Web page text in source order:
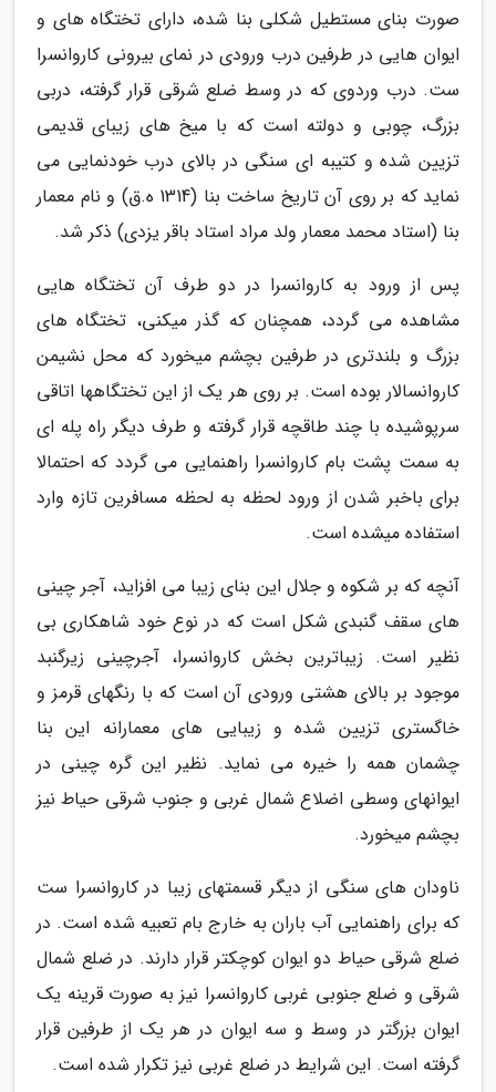
صورت بنای مستطیل شکلی بنا شده، دارای تختگاه های و
ایوان هایی در طرفین درب ورودی در نمای بیرونی کاروانسرا
ست. درب وردوی که در وسط ضلع شرقی قرار گرفته، دربی
بزرگ، چوبی و دولته است که با میخ های زیبای قدیمی
تزیین شده و کتیبه ای سنگی در بالای درب خودنمایی می
نماید که بر روی آن تاریخ ساخت بنا (1314 ه.ق) و نام معمار
بنا (استاد محمد معمار ولد مراد استاد باقر یزدی) ذکر شد.
پس از ورود به کاروانسرا در دو طرف آن تختگاه هایی
مشاهده می گردد، همچنان که گذر میکنی، تختگاه های
بزرگ و بلندتری در طرفین بچشم میخورد که محل نشیمن
کاروانسالار بوده است. بر روی هر یک از این تختگاهها اتاقی
سرپوشیده با چند طاقچه قرار گرفته و طرف دیگر راه پله ای
به سمت پشت بام کاروانسرا راهنمایی می گردد که احتمالا
برای باخبر شدن از ورود لحظه به لحظه مسافرین تازه وارد
استفاده میشده است.
آنچه که بر شکوه و جلال این بنای زیبا می افزاید، آجر چینی
های سقف گنبدی شکل است که در نوع خود شاهکاری بی
نظیر است. زیباترین بخش کاروانسرا، آجرچینی زیرگنبد
موجود بر بالای هشتی ورودی آن است که با رنگهای قرمز و
خاگستری تزیین شده و زیبایی های معمارانه این بنا
چشمان همه را خیره می نماید. نظیر این گره چینی در
ایوانهای وسطی اضلاع شمال غربی و جنوب شرقی حیاط نیز
بچشم میخورد.
ناودان های سنگی از دیگر قسمتهای زیبا در کاروانسرا ست
که برای راهنمایی آب باران به خارج بام تعبیه شده است. در
ضلع شرقی حیاط دو ایوان کوچکتر قرار دارند. در ضلع شمال
شرقی و ضلع جنوبی غربی کاروانسرا نیز به صورت قرینه یک
ایوان بزرگتر در وسط و سه ایوان در هر یک از طرفین قرار
گرفته است. این شرایط در ضلع غربی نیز تکرار شده است.